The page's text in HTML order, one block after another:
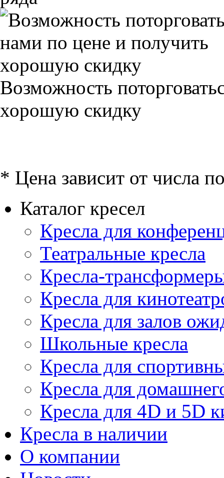
Возможность
хорошую скидку
* Цена зависит от числа
Каталог кресел
Кресла для
Театральные кресла
Кресла-
Кресла для
Кресла для залов
Школьные кресла
Кресла для
Кресла для
Кресла для 4D и 5D
Кресла в наличии
О компании